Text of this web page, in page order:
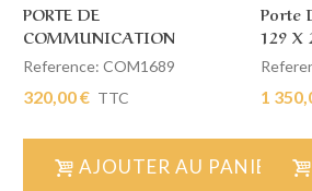
PORTE DE
COMMUNICATION
SIMPLE 60 X 199
Reference: COM1689
320,00 € TTC
AJOUTER AU PANIER
Porte
129 X
1